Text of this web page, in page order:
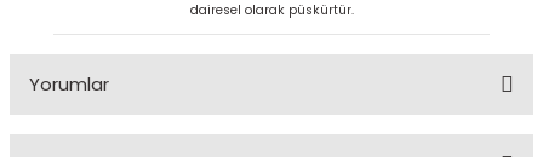
dairesel olarak püskürtür.
Yorumlar